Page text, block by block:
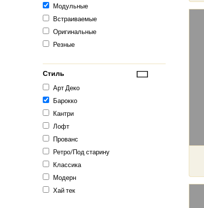
Модульные
Встраиваемые
Оригинальные
Резные
Стиль
Арт Деко
Барокко
Кантри
Лофт
Прованс
Ретро/Под старину
Классика
Модерн
Хай тек